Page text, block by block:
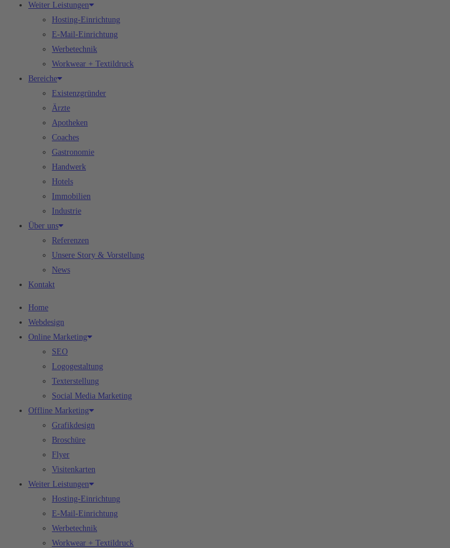
Weiter Leistungen
Hosting-Einrichtung
E-Mail-Einrichtung
Werbetechnik
Workwear + Textildruck
Bereiche
Existenzgründer
Ärzte
Apotheken
Coaches
Gastronomie
Handwerk
Hotels
Immobilien
Industrie
Über uns
Referenzen
Unsere Story & Vorstellung
News
Kontakt
Home
Webdesign
Online Marketing
SEO
Logogestaltung
Texterstellung
Social Media Marketing
Offline Marketing
Grafikdesign
Broschüre
Flyer
Visitenkarten
Weiter Leistungen
Hosting-Einrichtung
E-Mail-Einrichtung
Werbetechnik
Workwear + Textildruck